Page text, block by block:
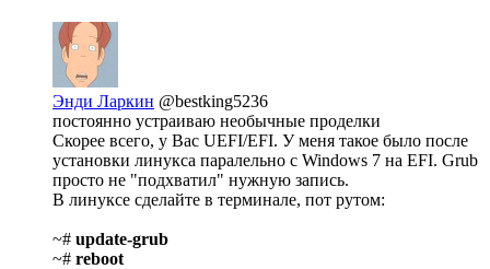
Энди Ларкин @bestking5236
постоянно устраиваю необычные проделки
Скорее всего, у Вас UEFI/EFI. У меня такое было после
установки линукса паралельно с Windows 7 на EFI. Grub
просто не "подхватил" нужную запись.
В линуксе сделайте в терминале, пот рутом:
~# update-grub
~# reboot